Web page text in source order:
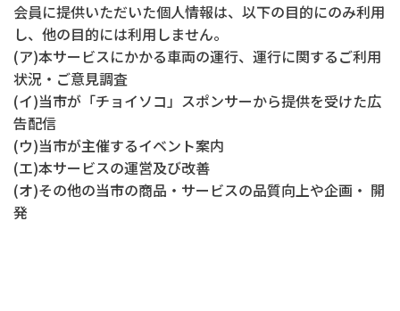
会員に提供いただいた個人情報は、以下の目的にのみ利用
し、他の目的には利用しません。
(ア)本サービスにかかる車両の運行、運行に関するご利用
状況・ご意見調査
(イ)当市が「チョイソコ」スポンサーから提供を受けた広
告配信
(ウ)当市が主催するイベント案内
(エ)本サービスの運営及び改善
(オ)その他の当市の商品・サービスの品質向上や企画・ 開
発